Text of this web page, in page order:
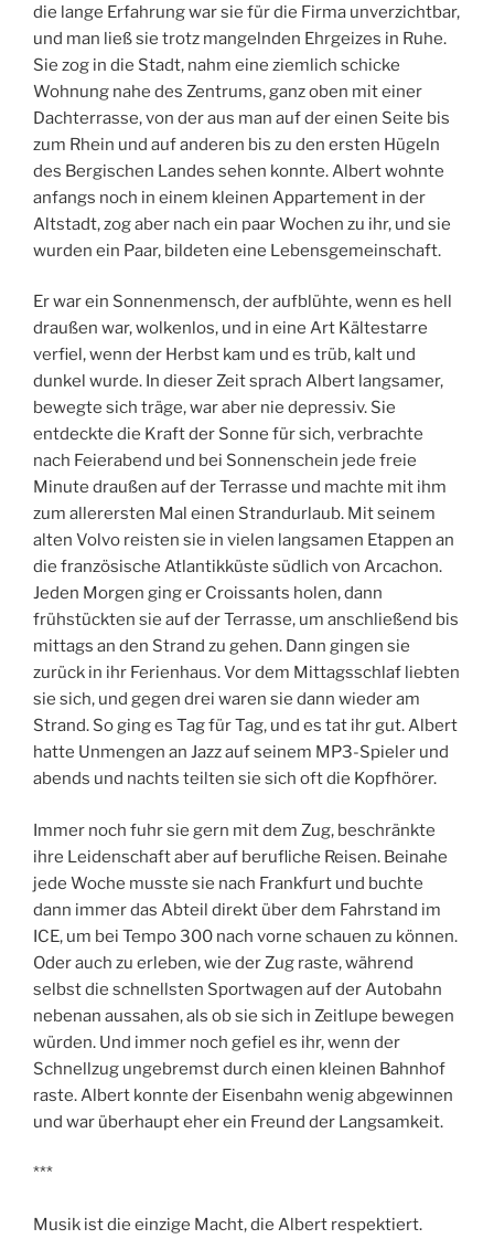
die lange Erfahrung war sie für die Firma unverzichtbar,
und man ließ sie trotz mangelnden Ehrgeizes in Ruhe.
Sie zog in die Stadt, nahm eine ziemlich schicke
Wohnung nahe des Zentrums, ganz oben mit einer
Dachterrasse, von der aus man auf der einen Seite bis
zum Rhein und auf anderen bis zu den ersten Hügeln
des Bergischen Landes sehen konnte. Albert wohnte
anfangs noch in einem kleinen Appartement in der
Altstadt, zog aber nach ein paar Wochen zu ihr, und sie
wurden ein Paar, bildeten eine Lebensgemeinschaft.
Er war ein Sonnenmensch, der aufblühte, wenn es hell
draußen war, wolkenlos, und in eine Art Kältestarre
verfiel, wenn der Herbst kam und es trüb, kalt und
dunkel wurde. In dieser Zeit sprach Albert langsamer,
bewegte sich träge, war aber nie depressiv. Sie
entdeckte die Kraft der Sonne für sich, verbrachte
nach Feierabend und bei Sonnenschein jede freie
Minute draußen auf der Terrasse und machte mit ihm
zum allerersten Mal einen Strandurlaub. Mit seinem
alten Volvo reisten sie in vielen langsamen Etappen an
die französische Atlantikküste südlich von Arcachon.
Jeden Morgen ging er Croissants holen, dann
frühstückten sie auf der Terrasse, um anschließend bis
mittags an den Strand zu gehen. Dann gingen sie
zurück in ihr Ferienhaus. Vor dem Mittagsschlaf liebten
sie sich, und gegen drei waren sie dann wieder am
Strand. So ging es Tag für Tag, und es tat ihr gut. Albert
hatte Unmengen an Jazz auf seinem MP3-Spieler und
abends und nachts teilten sie sich oft die Kopfhörer.
Immer noch fuhr sie gern mit dem Zug, beschränkte
ihre Leidenschaft aber auf berufliche Reisen. Beinahe
jede Woche musste sie nach Frankfurt und buchte
dann immer das Abteil direkt über dem Fahrstand im
ICE, um bei Tempo 300 nach vorne schauen zu können.
Oder auch zu erleben, wie der Zug raste, während
selbst die schnellsten Sportwagen auf der Autobahn
nebenan aussahen, als ob sie sich in Zeitlupe bewegen
würden. Und immer noch gefiel es ihr, wenn der
Schnellzug ungebremst durch einen kleinen Bahnhof
raste. Albert konnte der Eisenbahn wenig abgewinnen
und war überhaupt eher ein Freund der Langsamkeit.
***
Musik ist die einzige Macht, die Albert respektiert.